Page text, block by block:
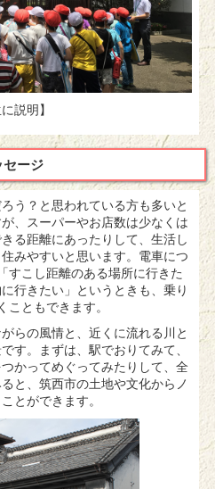
説明】
セージ
う？と思われている方も多いと
、スーパーやお店数は少なくは
る距離にあったりして、生活し
みやすいと思います。電車につ
すこし距離のある場所に行きた
行きたい」というときも、乗り
ともできます。
らの風情と、近くに流れる川と
す。まずは、駅でおりてみて、
かってめぐってみたりして、全
と、筑西市の土地や文化からノ
とができます。